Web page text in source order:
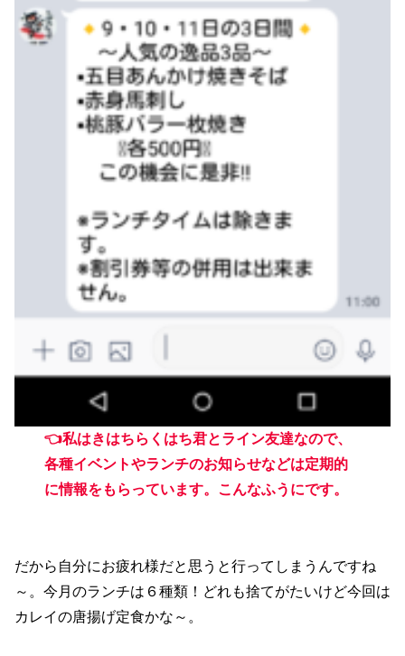
👈私はきはちらくはち君とライン友達なので、
各種イベントやランチのお知らせなどは定期的
に情報をもらっています。こんなふうにです。
だから自分にお疲れ様だと思うと行ってしまうんですね
～。今月のランチは６種類！どれも捨てがたいけど今回は
カレイの唐揚げ定食かな～。